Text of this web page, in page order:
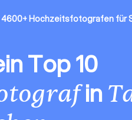
Hochzeitsfotografen für
Top 10
in